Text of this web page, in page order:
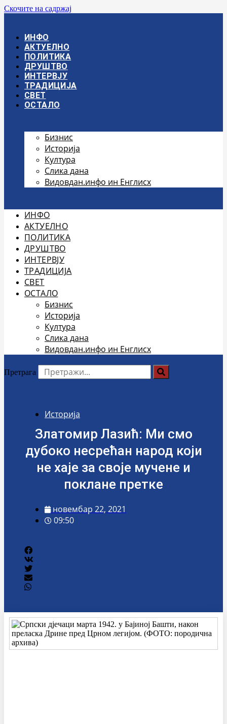
Скочите на садржај
ИНФО
АКТУЕЛНО
ПОЛИТИКА
ДРУШТВО
ИНТЕРВЈУ
ТРАДИЦИЈА
СВЕТ
ОСТАЛО
Бизнис
Историја
Култура
Слика дана
Видовдан.инфо ин Енглисх
ИНФО
АКТУЕЛНО
ПОЛИТИКА
ДРУШТВО
ИНТЕРВЈУ
ТРАДИЦИЈА
СВЕТ
ОСТАЛО
Бизнис
Историја
Култура
Слика дана
Видовдан.инфо ин Енглисх
Претрага
Историја
Златомир Лазић: Ми смо
дубоко несрећан народ који
не хаје за своје мучене и
поклане претке
новембар 22, 2021
09:50